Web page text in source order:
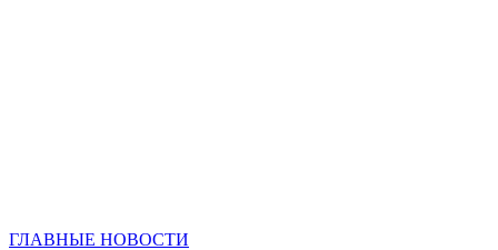
ГЛАВНЫЕ НОВОСТИ